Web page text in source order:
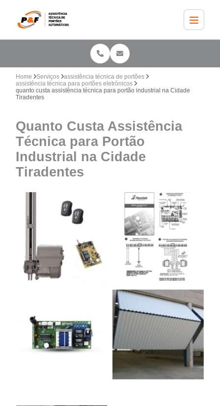
Home Serviços
assistência técnica de portões
assistência técnica para portões eletrônicos
quanto custa assistência técnica para portão industrial na Cidade
Tiradentes
Quanto Custa Assistência
Técnica para Portão
Industrial na Cidade
Tiradentes